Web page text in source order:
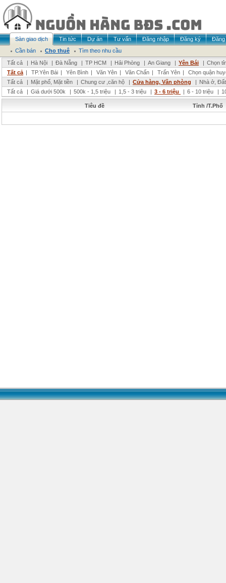
Sàn giao dịch Tin tức Dự án Tư vấn Đăng nhập Đăng ký
Đăng
Cần bán
Cho thuê
Tìm theo nhu cầu
Tất cả
| Hà Nội | Đà Nẵng | TP HCM | Hải Phòng | An Giang | Yên Bái | Chọn
Tất cả | TP.Yên Bái | Yên Bình | Văn Yên | Văn Chấn | Trấn Yên |
Chọn quận
Tất cả
| Mặt phố, Mặt tiền | Chung cư ,căn hộ | Cửa hàng, Văn phòng | Nhà ở,
Tất cả
| Giá dưới 500k | 500k - 1,5 triệu | 1,5 - 3 triệu | 3 - 6 triệu | 6 - 10 triệu |
Tiêu đề Tỉnh /T.Phố